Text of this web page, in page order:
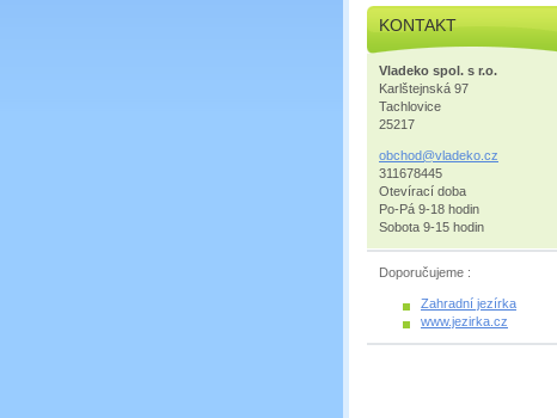
KONTAKT
Vladeko spol. s r.o.
Karlštejnská 97
Tachlovice
25217
obchod@vladeko.cz
311678445
Otevírací doba
Po-Pá 9-18 hodin
Sobota 9-15 hodin
Doporučujeme :
Zahradní jezírka
www.jezirka.cz